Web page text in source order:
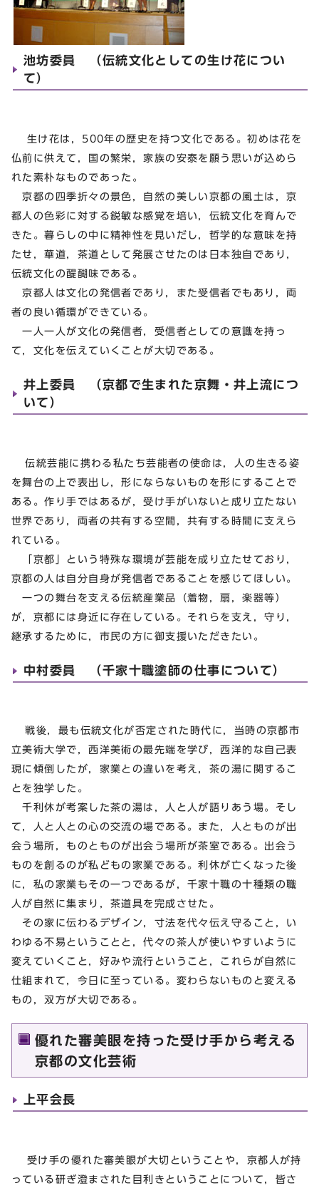
池坊委員 （伝統文化としての生け花につい
て）
生け花は，500年の歴史を持つ文化である。初めは花を
仏前に供えて，国の繁栄，家族の安泰を願う思いが込めら
れた素朴なものであった。
京都の四季折々の景色，自然の美しい京都の風土は，京
都人の色彩に対する鋭敏な感覚を培い，伝統文化を育んで
きた。暮らしの中に精神性を見いだし，哲学的な意味を持
たせ，華道，茶道として発展させたのは日本独自であり，
伝統文化の醍醐味である。
京都人は文化の発信者であり，また受信者でもあり，両
者の良い循環ができている。
一人一人が文化の発信者，受信者としての意識を持っ
て，文化を伝えていくことが大切である。
井上委員 （京都で生まれた京舞・井上流につ
いて）
伝統芸能に携わる私たち芸能者の使命は，人の生きる姿
を舞台の上で表出し，形にならないものを形にすることで
ある。作り手ではあるが，受け手がいないと成り立たない
世界であり，両者の共有する空間，共有する時間に支えら
れている。
「京都」という特殊な環境が芸能を成り立たせており，
京都の人は自分自身が発信者であることを感じてほしい。
一つの舞台を支える伝統産業品（着物，扇，楽器等）
が，京都には身近に存在している。それらを支え，守り，
継承するために，市民の方に御支援いただきたい。
中村委員 （千家十職塗師の仕事について）
戦後，最も伝統文化が否定された時代に，当時の京都市
立美術大学で，西洋美術の最先端を学び，西洋的な自己表
現に傾倒したが，家業との違いを考え，茶の湯に関するこ
とを独学した。
千利休が考案した茶の湯は，人と人が語りあう場。そし
て，人と人との心の交流の場である。また，人とものが出
会う場所，ものとものが出会う場所が茶室である。出会う
ものを創るのが私どもの家業である。利休が亡くなった後
に，私の家業もその一つであるが，千家十職の十種類の職
人が自然に集まり，茶道具を完成させた。
その家に伝わるデザイン，寸法を代々伝え守ること，い
わゆる不易ということと，代々の茶人が使いやすいように
変えていくこと，好みや流行ということ，これらが自然に
仕組まれて，今日に至っている。変わらないものと変える
もの，双方が大切である。
優れた審美眼を持った受け手から考える
京都の文化芸術
上平会長
受け手の優れた審美眼が大切ということや，京都人が持
っている研ぎ澄まされた目利きということについて，皆さ